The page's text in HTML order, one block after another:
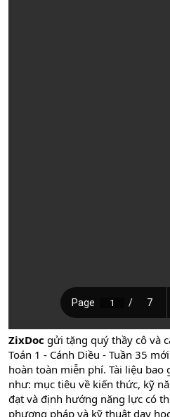
ZixDoc gửi tặng quý thầy cô và
Toán 1 - Cánh Diều - Tuần 35
hoàn toàn miễn phí. Tài liệu bao
như: mục tiêu về kiến thức, kỹ
đạt và định hướng năng lực có
phương pháp và kỹ thuật dạy